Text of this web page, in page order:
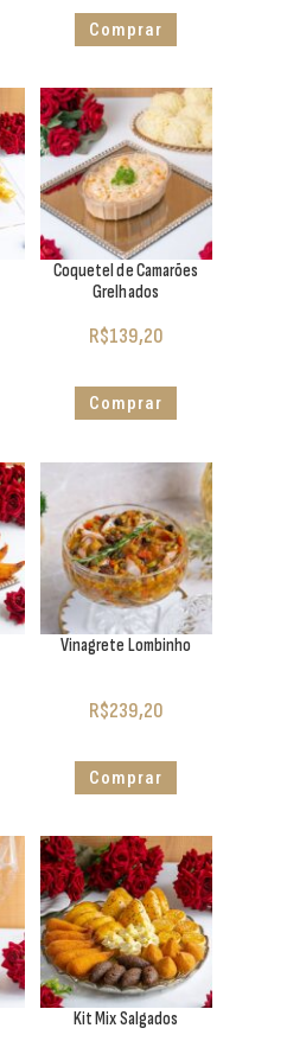
Comprar
Coquetel de Camarões
Grelhados
R$139,20
Comprar
Vinagrete Lombinho
R$239,20
Comprar
Kit Mix Salgados